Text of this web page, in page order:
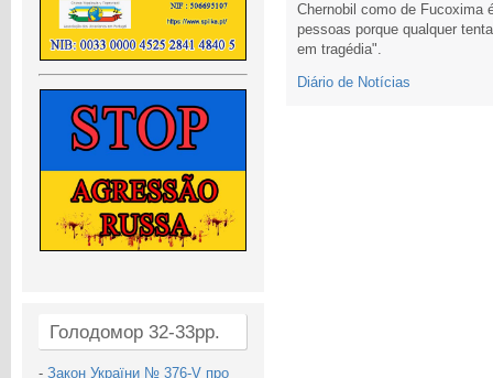
Голодомор 32-33рр.
- Закон України № 376-V про
Chernobil como de Fucoxima
pessoas porque qualquer
em tragédia".
Diário de Notícias